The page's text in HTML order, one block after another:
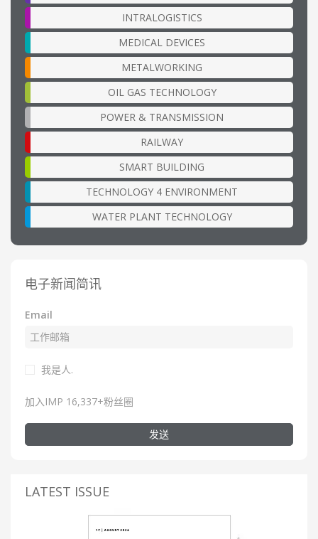
INTRALOGISTICS
MEDICAL DEVICES
METALWORKING
OIL GAS TECHNOLOGY
POWER & TRANSMISSION
RAILWAY
SMART BUILDING
TECHNOLOGY 4 ENVIRONMENT
WATER PLANT TECHNOLOGY
电子新闻简讯
Email
我是人.
加入IMP 16,337+粉丝圈
发送
LATEST ISSUE